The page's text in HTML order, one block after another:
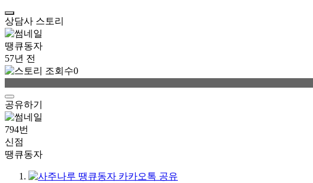
부산 신점 잘보는 곳 | 남구 신점 땡
상담사 스토리
땡큐동자
57년 전
0
공유하기
794번
신점
땡큐동자